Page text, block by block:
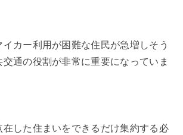
カー利用が困難な住民が急増しそう
通の役割が非常に重要になっていま
在した住まいをできるだけ集約する必